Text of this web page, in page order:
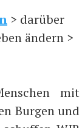
> darüber
ändern >
mit
Burgen und